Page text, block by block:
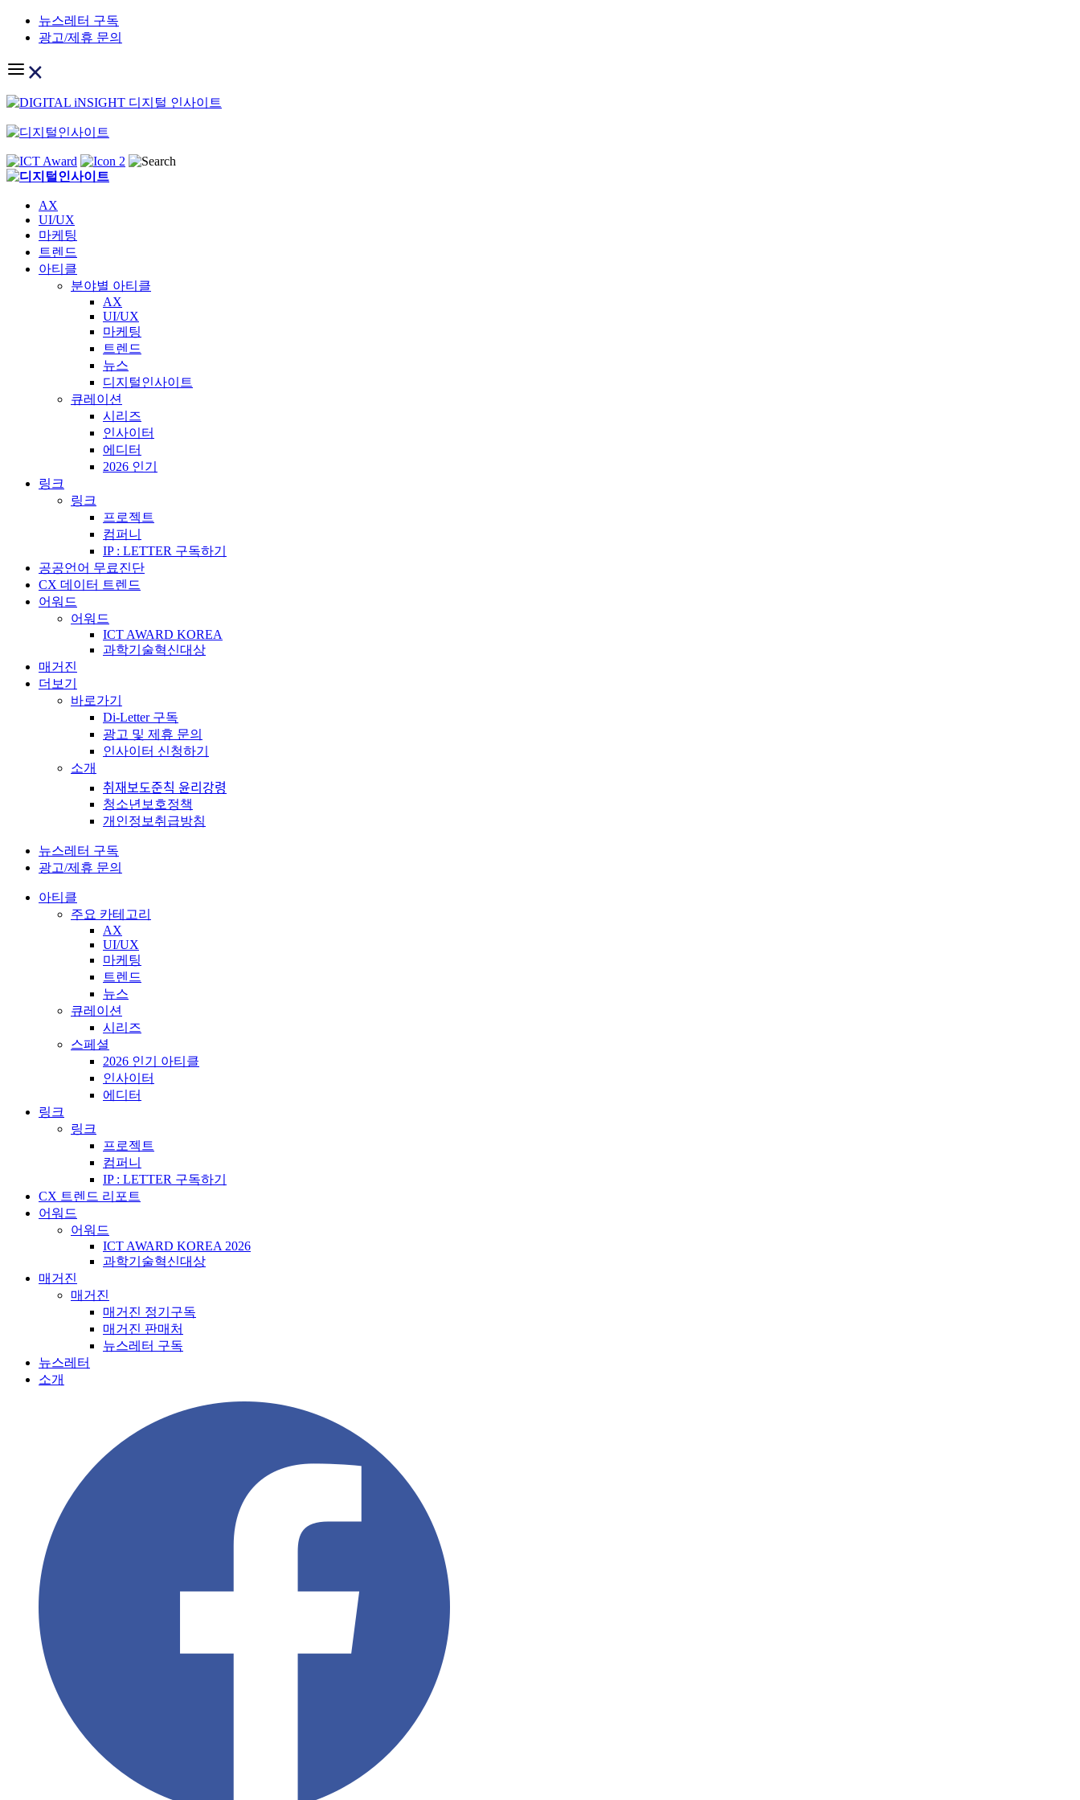
Skip
content
뉴스레터 구독
광고/제휴 문의
AX
UI/UX
마케팅
트렌드
아티클
분야별 아티클
AX
UI/UX
마케팅
트렌드
뉴스
디지털인사이트
큐레이션
시리즈
인사이터
에디터
2026 인기
링크
링크
프로젝트
컴퍼니
IP : LETTER 구독하기
공공언어 무료진단
CX 데이터 트렌드
어워드
어워드
ICT AWARD KOREA
과학기술혁신대상
매거진
더보기
바로가기
Di-Letter 구독
광고 및 제휴 문의
인사이터 신청하기
소개
취재보도준칙 윤리강령
청소년보호정책
개인정보취급방침
뉴스레터 구독
광고/제휴 문의
아티클
주요 카테고리
AX
UI/UX
마케팅
트렌드
뉴스
큐레이션
시리즈
스페셜
2026 인기 아티클
인사이터
에디터
링크
링크
프로젝트
컴퍼니
IP : LETTER 구독하기
CX 트렌드 리포트
어워드
어워드
ICT AWARD KOREA 2026
과학기술혁신대상
매거진
매거진
매거진 정기구독
매거진 판매처
뉴스레터 구독
뉴스레터
소개